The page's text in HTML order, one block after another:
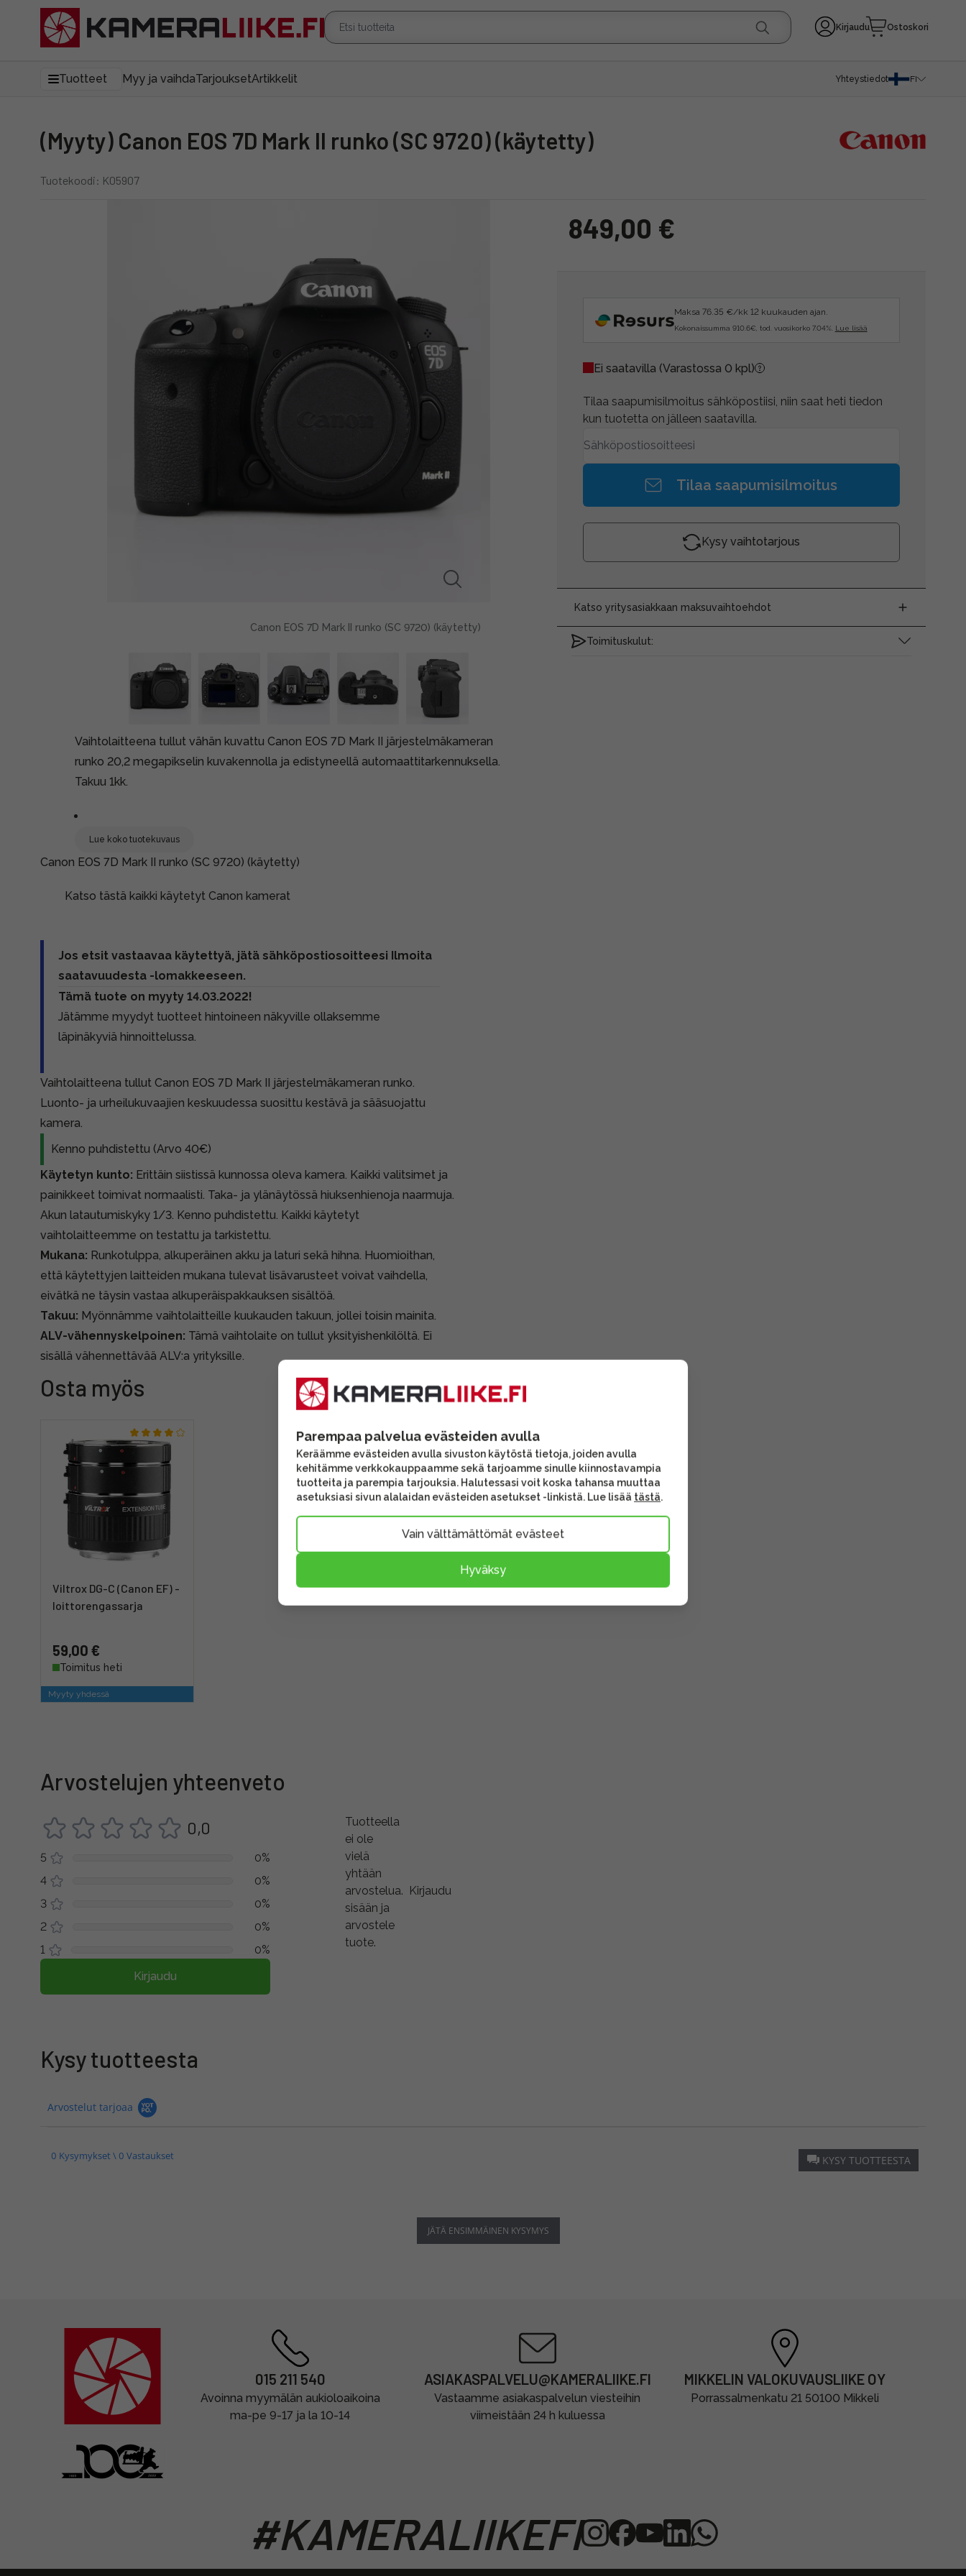
Kirjaudu Ostoskori
Tuotteet Myy ja vaihdaTarjouksetArtikkelit Yhteystiedot FI
(Myyty) Canon EOS 7D Mark II runko (SC 9720) (käytetty)
Tuotekoodi: K05907
Canon EOS 7D Mark II runko (SC 9720) (käytetty)
Vaihtolaitteena tullut vähän kuvattu Canon EOS 7D Mark II järjestelmäkameran
runko 20,2 megapikselin kuvakennolla ja edistyneellä automaattitarkennuksella.
Takuu 1kk.
Lue koko tuotekuvaus
849,00 €
Maksa 76.35 €/kk 12 kuukauden ajan.
Kokonaissumma 910.6€, tod. vuosikorko 7.04%. Lue lisää
Ei saatavilla (Varastossa 0 kpl)
Tilaa saapumisilmoitus sähköpostiisi, niin saat heti tiedon
kun tuotetta on jälleen saatavilla.
Tilaa saapumisilmoitus
Kysy vaihtotarjous
Katso yritysasiakkaan maksuvaihtoehdot
Toimituskulut:
Canon EOS 7D Mark II runko (SC 9720) (käytetty)
Katso tästä kaikki käytetyt Canon kamerat
Jos etsit vastaavaa käytettyä, jätä sähköpostiosoitteesi Ilmoita
saatavuudesta -lomakkeeseen.
Tämä tuote on myyty 14.03.2022!
Jätämme myydyt tuotteet hintoineen näkyville ollaksemme
läpinäkyviä hinnoittelussa.
Vaihtolaitteena tullut Canon EOS 7D Mark II järjestelmäkameran runko.
Luonto- ja urheilukuvaajien keskuudessa suosittu kestävä ja sääsuojattu
kamera.
Kenno puhdistettu (Arvo 40€)
Käytetyn kunto: Erittäin siistissä kunnossa oleva kamera. Kaikki valitsimet ja
painikkeet toimivat normaalisti. Taka- ja ylänäytössä hiuksenhienoja naarmuja.
Akun latautumiskyky 1/3. Kenno puhdistettu. Kaikki käytetyt
vaihtolaitteemme on testattu ja tarkistettu.
Mukana: Runkotulppa, alkuperäinen akku ja laturi sekä hihna. Huomioithan,
että käytettyjen laitteiden mukana tulevat lisävarusteet voivat vaihdella,
eivätkä ne täysin vastaa alkuperäispakkauksen sisältöä.
Takuu: Myönnämme vaihtolaitteille kuukauden takuun, jollei toisin mainita.
ALV-vähennyskelpoinen: Tämä vaihtolaite on tullut yksityishenkilöltä. Ei
sisällä vähennettävää ALV:a yrityksille.
Osta myös
Viltrox DG-C (Canon EF) -
loittorengassarja
59,00 €
Toimitus heti
Myyty yhdessä
Arvostelujen yhteenveto
0,0
5
0%
4
0%
3
0%
2
0%
1
0%
Kirjaudu
Tuotteella
ei ole
vielä
yhtään
arvostelua. Kirjaudu
sisään ja
arvostele
tuote.
Kysy tuotteesta
Arvostelut tarjoaa
0 Kysymykset \ 0 Vastaukset KYSY TUOTTEESTA
JÄTÄ ENSIMMÄINEN KYSYMYS
015 211 540
Avoinna myymälän aukioloaikoina
ma-pe 9-17 ja la 10-14
ASIAKASPALVELU@KAMERALIIKE.FI
Vastaamme asiakaspalvelun viesteihin
viimeistään 24 h kuluessa
MIKKELIN VALOKUVAUSLIIKE OY
Porrassalmenkatu 21 50100 Mikkeli
#KAMERALIIKEFI
Parempaa palvelua evästeiden avulla
Keräämme evästeiden avulla sivuston käytöstä tietoja, joiden avulla
kehitämme verkkokauppaamme sekä tarjoamme sinulle kiinnostavampia
tuotteita ja parempia tarjouksia. Halutessasi voit koska tahansa muuttaa
asetuksiasi sivun alalaidan evästeiden asetukset -linkistä. Lue lisää tästä.
Vain välttämättömät evästeet
Hyväksy